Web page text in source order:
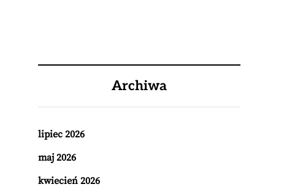
Archiwa
lipiec 2026
maj 2026
kwiecień 2026